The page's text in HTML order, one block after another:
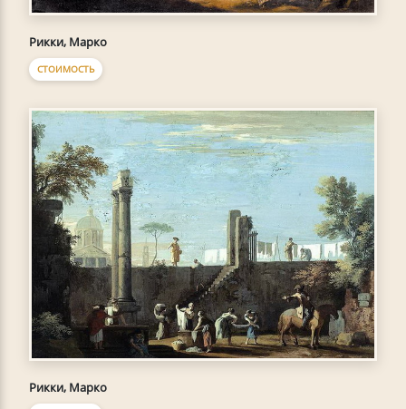
Рикки, Марко
СТОИМОСТЬ
Рикки, Марко